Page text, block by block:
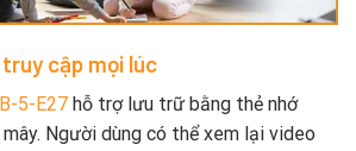
cập mọi lúc
5-E27 hỗ trợ lưu trữ bằng thẻ nhớ
Người dùng có thể xem lại video